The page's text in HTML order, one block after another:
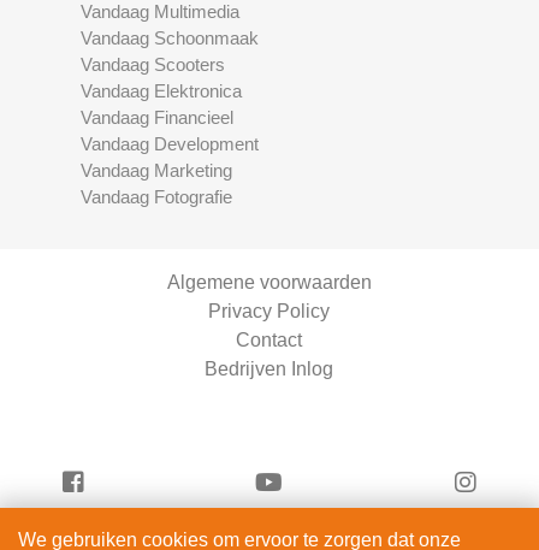
Vandaag Multimedia
Vandaag Schoonmaak
Vandaag Scooters
Vandaag Elektronica
Vandaag Financieel
Vandaag Development
Vandaag Marketing
Vandaag Fotografie
Algemene voorwaarden
Privacy Policy
Contact
Bedrijven Inlog
We gebruiken cookies om ervoor te zorgen dat onze